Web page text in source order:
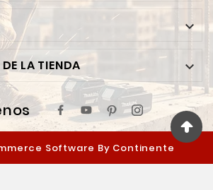

LA TIENDA 
Software By Continente
Ferretero™